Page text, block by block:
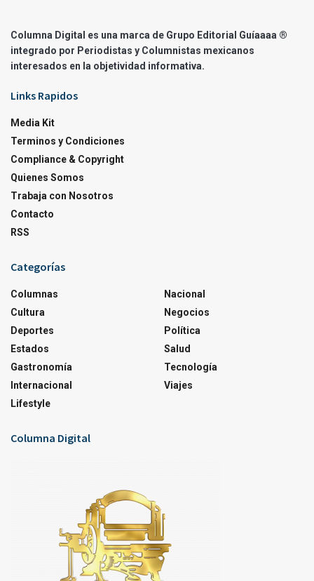
Columna Digital es una marca de Grupo Editorial Guíaaaa ®
integrado por Periodistas y Columnistas mexicanos
interesados en la objetividad informativa.
Links Rapidos
Media Kit
Terminos y Condiciones
Compliance & Copyright
Quienes Somos
Trabaja con Nosotros
Contacto
RSS
Categorías
Columnas
Cultura
Deportes
Estados
Gastronomía
Internacional
Lifestyle
Nacional
Negocios
Política
Salud
Tecnología
Viajes
Columna Digital